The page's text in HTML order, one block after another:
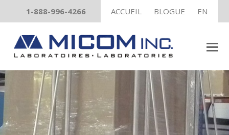
ACCUEIL BLOGUE EN
1-888-996-4266